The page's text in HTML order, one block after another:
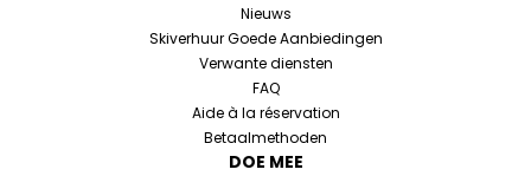
Nieuws
Skiverhuur Goede Aanbiedingen
Verwante diensten
FAQ
Aide à la réservation
Betaalmethoden
DOE MEE